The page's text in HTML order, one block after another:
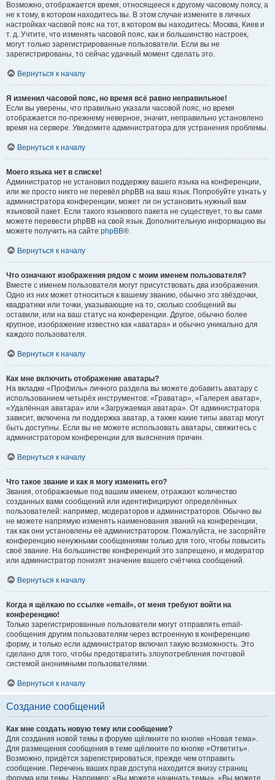
Возможно, отображается время, относящееся к другому часовому поясу, а
не к тому, в котором находитесь вы. В этом случае измените в личных
настройках часовой пояс на тот, в котором вы находитесь: Москва, Киев и
т. д. Учтите, что изменять часовой пояс, как и большинство настроек,
могут только зарегистрированные пользователи. Если вы не
зарегистрированы, то сейчас удачный момент сделать это.
Вернуться к началу
Я изменил часовой пояс, но время всё равно неправильное!
Если вы уверены, что правильно указали часовой пояс, но время
отображается по-прежнему неверное, значит, неправильно установлено
время на сервере. Уведомите администратора для устранения проблемы.
Вернуться к началу
Моего языка нет в списке!
Администратор не установил поддержку вашего языка на конференции,
или же просто никто не перевёл phpBB на ваш язык. Попробуйте узнать у
администратора конференции, может ли он установить нужный вам
языковой пакет. Если такого языкового пакета не существует, то вы сами
можете перевести phpBB на свой язык. Дополнительную информацию вы
можете получить на сайте phpBB®.
Вернуться к началу
Что означают изображения рядом с моим именем пользователя?
Вместе с именем пользователя могут присутствовать два изображения.
Одно из них может относиться к вашему званию, обычно это звёздочки,
квадратики или точки, указывающие на то, сколько сообщений вы
оставили, или на ваш статус на конференции. Другое, обычно более
крупное, изображение известно как «аватара» и обычно уникально для
каждого пользователя.
Вернуться к началу
Как мне включить отображение аватары?
На вкладке «Профиль» личного раздела вы можете добавить аватару с
использованием четырёх инструментов: «Граватар», «Галерея аватар»,
«Удалённая аватара» или «Загружаемая аватара». От администратора
зависит, включена ли поддержка аватар, а также какие типы аватар могут
быть доступны. Если вы не можете использовать аватары, свяжитесь с
администратором конференции для выяснения причин.
Вернуться к началу
Что такое звание и как я могу изменить его?
Звания, отображаемые под вашим именем, отражают количество
созданных вами сообщений или идентифицируют определённых
пользователей: например, модераторов и администраторов. Обычно вы
не можете напрямую изменять наименования званий на конференции,
так как они установлены её администратором. Пожалуйста, не засоряйте
конференцию ненужными сообщениями только для того, чтобы повысить
своё звание. На большинстве конференций это запрещено, и модератор
или администратор понизят значение вашего счётчика сообщений.
Вернуться к началу
Когда я щёлкаю по ссылке «email», от меня требуют войти на
конференцию!
Только зарегистрированные пользователи могут отправлять email-
сообщения другим пользователям через встроенную в конференцию
форму, и только если администратор включил такую возможность. Это
сделано для того, чтобы предотвратить злоупотребления почтовой
системой анонимными пользователями.
Вернуться к началу
Создание сообщений
Как мне создать новую тему или сообщение?
Для создания новой темы в форуме щёлкните по кнопке «Новая тема».
Для размещения сообщения в теме щёлкните по кнопке «Ответить».
Возможно, придётся зарегистрироваться, прежде чем отправить
сообщение. Перечень ваших прав доступа находится внизу страниц
форума или темы. Например: «Вы можете начинать темы», «Вы можете